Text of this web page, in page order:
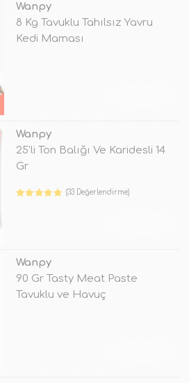
Wanpy
8 Kg Tavuklu Tahılsız Yavru
Kedi Maması
Wanpy
25'li Ton Balığı Ve Karidesli 14
Gr
(33 Değerlendirme)
Wanpy
90 Gr Tasty Meat Paste
Tavuklu ve Havuç